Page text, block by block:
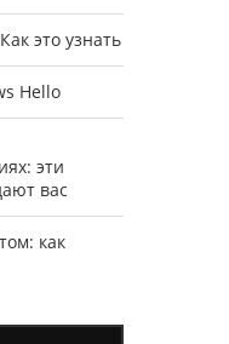
это узнать
Hello
эти
вас
как